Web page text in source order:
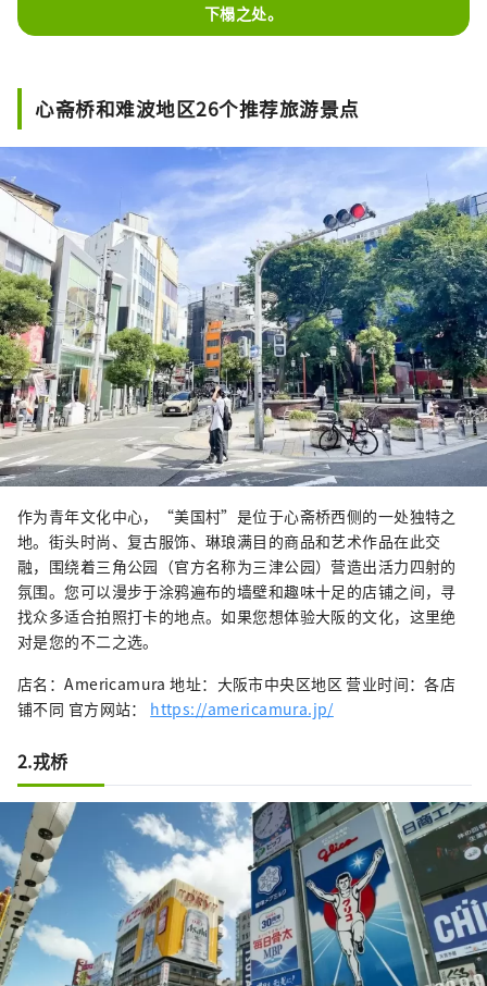
下榻之处。
心斋桥和难波地区26个推荐旅游景点
作为青年文化中心，“美国村”是位于心斋桥西侧的一处独特之
地。街头时尚、复古服饰、琳琅满目的商品和艺术作品在此交
融，围绕着三角公园（官方名称为三津公园）营造出活力四射的
氛围。您可以漫步于涂鸦遍布的墙壁和趣味十足的店铺之间，寻
找众多适合拍照打卡的地点。如果您想体验大阪的文化，这里绝
对是您的不二之选。
店名：Americamura 地址：大阪市中央区地区 营业时间：各店
铺不同 官方网站： https://americamura.jp/
2.戎桥